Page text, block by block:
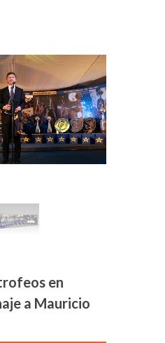
en
a Mauricio